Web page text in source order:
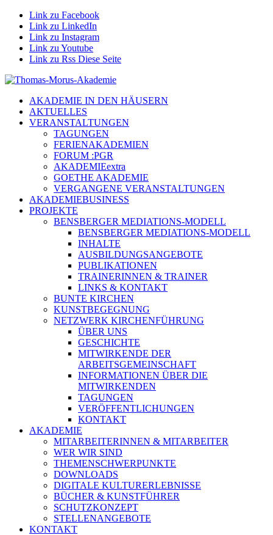
Link zu Facebook
Link zu LinkedIn
Link zu Instagram
Link zu Youtube
Link zu Rss Diese Seite
AKADEMIE IN DEN HÄUSERN
AKTUELLES
VERANSTALTUNGEN
TAGUNGEN
FERIENAKADEMIEN
FORUM :PGR
AKADEMIEextra
GOETHE AKADEMIE
VERGANGENE VERANSTALTUNGEN
AKADEMIEBUSINESS
PROJEKTE
BENSBERGER MEDIATIONS-MODELL
BENSBERGER MEDIATIONS-MODELL
INHALTE
AUSBILDUNGSANGEBOTE
PUBLIKATIONEN
TRAINERINNEN & TRAINER
LINKS & KONTAKT
BUNTE KIRCHEN
KUNSTBEGEGNUNG
NETZWERK KIRCHENFÜHRUNG
ÜBER UNS
GESCHICHTE
MITWIRKENDE DER
ARBEITSGEMEINSCHAFT
INFORMATIONEN ÜBER DIE
MITWIRKENDEN
TAGUNGEN
VERÖFFENTLICHUNGEN
KONTAKT
AKADEMIE
MITARBEITERINNEN & MITARBEITER
WER WIR SIND
THEMENSCHWERPUNKTE
DOWNLOADS
DIGITALE KULTURERLEBNISSE
BÜCHER & KUNSTFÜHRER
SCHUTZKONZEPT
STELLENANGEBOTE
KONTAKT